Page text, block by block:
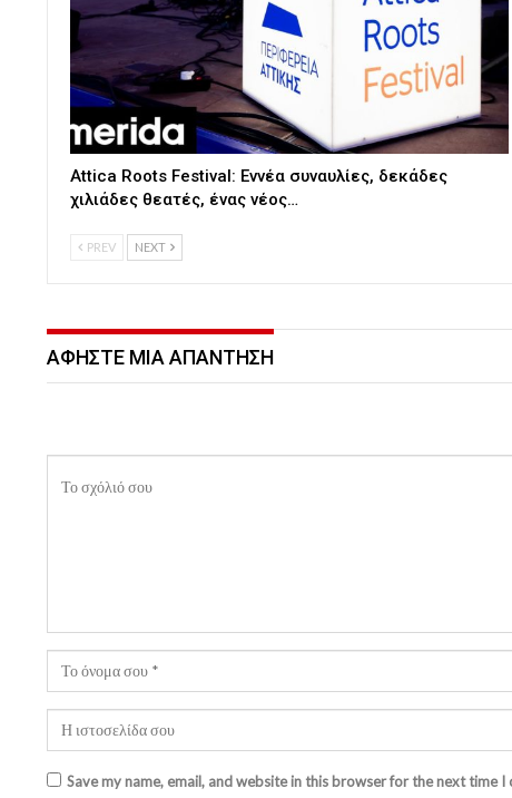
Attica Roots Festival: Εννέα συναυλίες, δεκάδες
χιλιάδες θεατές, ένας νέος…
PREV NEXT
ΑΦΉΣΤΕ ΜΙΑ ΑΠΆΝΤΗΣΗ
Save my name, email, and website in this browser for the next time I